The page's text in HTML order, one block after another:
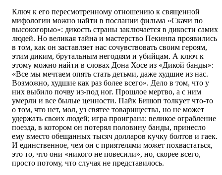
Ключ к его пересмотренному отношению к священной
мифологии можно найти в послании фильма «Скачи по
высокогорью»: дикость страны заключается в дикости самих
людей. Но великая тайна и мастерство Пекинпа проявились
в том, как он заставляет нас сочувствовать своим героям,
этим диким, брутальным негодяям и убийцам. А ключ к
этому можно найти в словах Дона Хосе из «Дикой банды»:
«Все мы мечтаем опять стать детьми, даже худшие из нас.
Возможно, худшие как раз более всего». Дело в том, что у
них выбило почву из-под ног. Прошлое мертво, а с ним
умерли и все былые ценности. Пайк Бишоп толкует что-то
о том, что нет, мол, уз святее товарищества, но не может
удержать своих людей; игра проиграна: великое ограбление
поезда, в котором он потерял половину банды, принесло
ему вместо обещанных тысяч долларов кучку болтов и гаек.
И единственное, чем он с приятелями может похвастаться,
это то, что они «никого не повесили», но, скорее всего,
просто потому, что случая не представилось.